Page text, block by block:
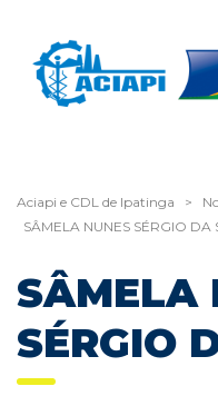
Aciapi e CDL de Ipatinga >
SÂMELA NUNES SÉRGIO DA
SÂMELA
SÉRGIO